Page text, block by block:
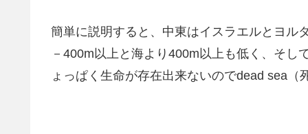
簡単に説明すると、中東はイスラエルとヨル
－400m以上と海より400m以上も低く、そ
ょっぱく生命が存在出来ないのでdead sea（